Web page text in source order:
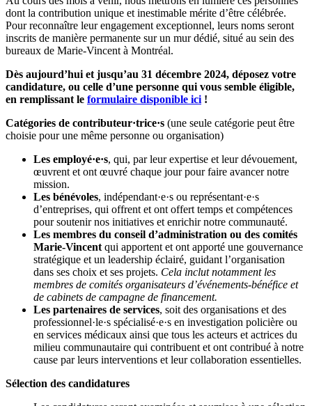
dont la contribution unique et inestimable mérite d’être célébrée.
Pour reconnaître leur engagement exceptionnel, leurs noms seront
inscrits de manière permanente sur un mur dédié, situé au sein des
bureaux de Marie-Vincent à Montréal.
Dès aujourd’hui et jusqu’au 31 décembre 2024, déposez votre
candidature, ou celle d’une personne qui vous semble éligible,
en remplissant le formulaire disponible ici !
Catégories de contributeur·trice·s (une seule catégorie peut être
choisie pour une même personne ou organisation)
Les employé·e·s, qui, par leur expertise et leur dévouement,
œuvrent et ont œuvré chaque jour pour faire avancer notre
mission.
Les bénévoles, indépendant·e·s ou représentant·e·s
d’entreprises, qui offrent et ont offert temps et compétences
pour soutenir nos initiatives et enrichir notre communauté.
Les membres du conseil d’administration ou des comités
Marie-Vincent qui apportent et ont apporté une gouvernance
stratégique et un leadership éclairé, guidant l’organisation
dans ses choix et ses projets. Cela inclut notamment les
membres de comités organisateurs d’événements-bénéfice et
de cabinets de campagne de financement.
Les partenaires de services, soit des organisations et des
professionnel·le·s spécialisé·e·s en investigation policière ou
en services médicaux ainsi que tous les acteurs et actrices du
milieu communautaire qui contribuent et ont contribué à notre
cause par leurs interventions et leur collaboration essentielles.
Sélection des candidatures